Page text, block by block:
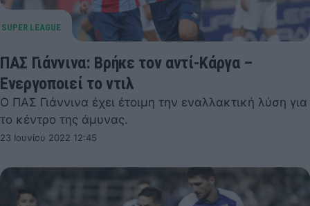
ΠΑΣ Γιάννινα: Βρήκε τον αντί-Κάργα –
Ενεργοποιεί το ντιλ
Ο ΠΑΣ Γιάννινα έχει έτοιμη την εναλλακτική λύση για
το κέντρο της άμυνας.
23 Ιουνίου 2022 12:45